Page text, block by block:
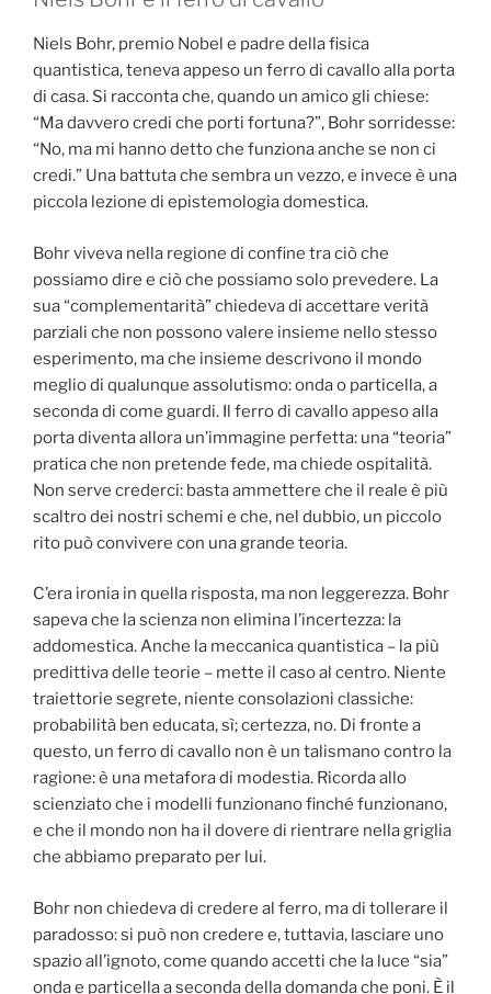
Niels Bohr, premio Nobel e padre della fisica
quantistica, teneva appeso un ferro di cavallo alla porta
di casa. Si racconta che, quando un amico gli chiese:
“Ma davvero credi che porti fortuna?”, Bohr sorridesse:
“No, ma mi hanno detto che funziona anche se non ci
credi.” Una battuta che sembra un vezzo, e invece è una
piccola lezione di epistemologia domestica.
Bohr viveva nella regione di confine tra ciò che
possiamo dire e ciò che possiamo solo prevedere. La
sua “complementarità” chiedeva di accettare verità
parziali che non possono valere insieme nello stesso
esperimento, ma che insieme descrivono il mondo
meglio di qualunque assolutismo: onda o particella, a
seconda di come guardi. Il ferro di cavallo appeso alla
porta diventa allora un’immagine perfetta: una “teoria”
pratica che non pretende fede, ma chiede ospitalità.
Non serve crederci: basta ammettere che il reale è più
scaltro dei nostri schemi e che, nel dubbio, un piccolo
rito può convivere con una grande teoria.
C’era ironia in quella risposta, ma non leggerezza. Bohr
sapeva che la scienza non elimina l’incertezza: la
addomestica. Anche la meccanica quantistica – la più
predittiva delle teorie – mette il caso al centro. Niente
traiettorie segrete, niente consolazioni classiche:
probabilità ben educata, sì; certezza, no. Di fronte a
questo, un ferro di cavallo non è un talismano contro la
ragione: è una metafora di modestia. Ricorda allo
scienziato che i modelli funzionano finché funzionano,
e che il mondo non ha il dovere di rientrare nella griglia
che abbiamo preparato per lui.
Bohr non chiedeva di credere al ferro, ma di tollerare il
paradosso: si può non credere e, tuttavia, lasciare uno
spazio all’ignoto, come quando accetti che la luce “sia”
onda e particella a seconda della domanda che poni. È il